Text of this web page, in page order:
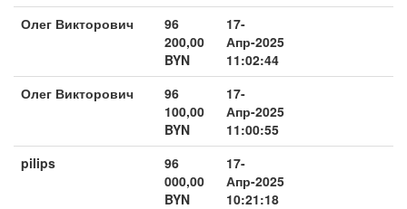
Олег Викторович
96
200,00
BYN
17-
Апр-2025
11:02:44
Олег Викторович
96
100,00
BYN
17-
Апр-2025
11:00:55
pilips
96
000,00
BYN
17-
Апр-2025
10:21:18